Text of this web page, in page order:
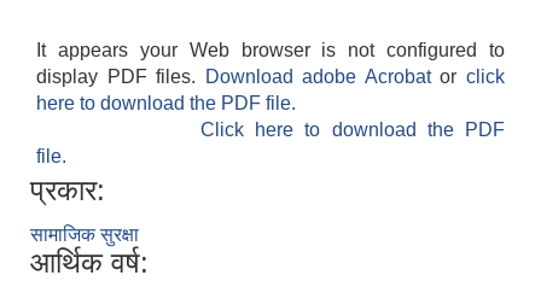
It appears your Web browser is not configured to
display PDF files.
Download adobe Acrobatorclick
here to download the PDF file.
Click here to download the PDF
file.
प्रकार:
सामाजिक सुरक्षा
आर्थिक वर्ष: